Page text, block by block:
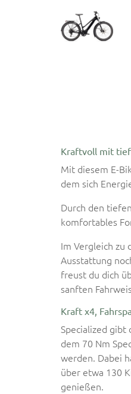
Kraftvoll mit
Mit diesem E-
dem sich
Durch den
komfortables
Im Vergleich zu
Ausstattung
freust du dich
sanften
Kraft x4,
Specialized gibt
dem 70 Nm
werden. Dabei
über etwa 130
genießen.